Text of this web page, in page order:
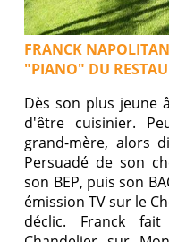
FRANCK
"PIANO" DU
Dès son plus jeune
d'être cuisinier.
grand-mère, alors
Persuadé de son
son BEP, puis son
émission TV sur le
déclic. Franck